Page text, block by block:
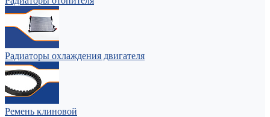
Радиаторы охлаждения двигателя
Ремень клиновой